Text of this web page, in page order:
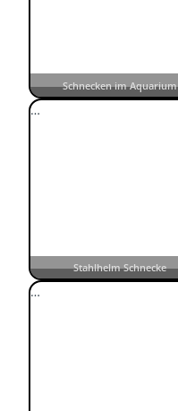
Schnecken im Aquarium
Stahlhelm Schnecke
…
…